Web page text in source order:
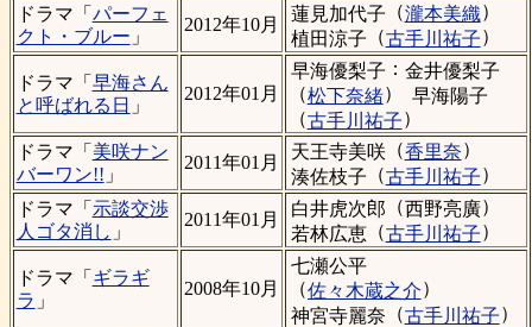
ドラマ「 パーフェ
クト・ブルー 」
2012年10月
蓮見加代子 （瀧本美織）
植田涼子 （古手川祐子）
ドラマ「 早海さん
と呼ばれる日 」
2012年01月
早海優梨子 ： 金井優梨子
（松下奈緒）
早海陽子
（古手川祐子）
ドラマ「 美咲ナン
バーワン!! 」
2011年01月
天王寺美咲（香里奈）
湊佐枝子 （古手川祐子）
ドラマ「 示談交渉
人ゴタ消し 」
2011年01月
白井虎次郎 （西野亮廣）
若林広恵（古手川祐子）
ドラマ「 ギラギ
ラ 」
2008年10月
七瀬公平
（佐々木蔵之介）
神宮寺麗奈 （古手川祐子）